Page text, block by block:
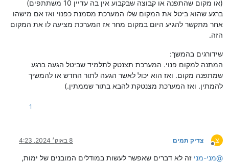
(או מקום שהתפנה או קבוצה שבקבוע אין בה עדיין 10 משתתפים)
ברגע שהוא ביטל את המקום שלו המערכת מסמנת כפנוי ואז אם מישהו
אחר מתקשר להגיע היום במקום מחר אז המערכת מציעה לו את המקום
הזה.
שידורגים בהמשך:
המתנה למקום פנוי. המערכת תצנטק לתלמיד שביטל הגעה ברגע
שמתפנה מקום. ואז הוא יכול לאשר הגעה לתור החדש או להמשיך
להמתין. ואז המערכת מצנטקת להבא בתור שממתין.)
1
צ
מנותק
צדיק תמים 8 באוק׳ 2024, 4:23
@מני-מני זה לא דברים שאפשר לעשות במודלים המובנים של ימות,